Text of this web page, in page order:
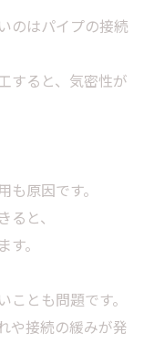
のはパイプの接続
すると、気密性が
原因です。
と、
。
とも問題です。
や接続の緩みが発